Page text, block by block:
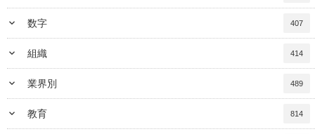
keyboard_arrow_down 数字 407
keyboard_arrow_down 組織 414
keyboard_arrow_down 業界別 489
keyboard_arrow_down 教育 814